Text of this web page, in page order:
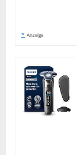
* Anzeige